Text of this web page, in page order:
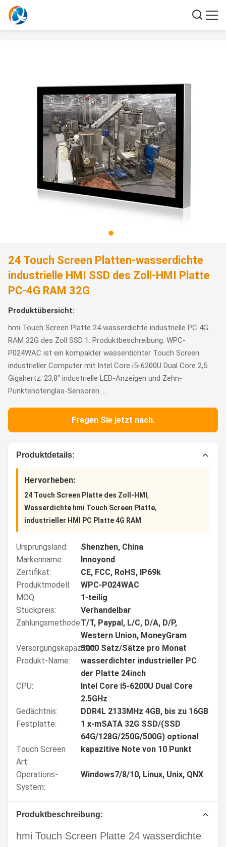
24 Touch Screen Platten-wasserdichte
industrielle HMI SSD des Zoll-HMI Platte
PC-4G RAM 32G
Produktübersicht:
hmi Touch Screen Platte 24 wasserdichte industrielle PC 4G
RAM 32G des Zoll SSD 1. Produktbeschreibung: WPC-
P024WAC ist ein kompakter wasserdichter Touch Screen
industrieller Computer mit Intel Core i5-6200U Dual Core 2,5
Gigahertz; 23,8" industrielle LED-Anzeigen und Zehn-
Punktenotenglas-Sensoren. ...
Fragen Sie jetzt nach.
Produktdetails:
Hervorheben:
24 Touch Screen Platte des Zoll-HMI ,
Wasserdichte hmi Touch Screen Platte,
industrieller HMI PC Platte 4G RAM
Ursprungsland:
Shenzhen, China
Markenname:
Innoyond
Zertifikat:
CE, FCC, RoHS, IP69k
Produktmodell:
WPC-P024WAC
MOQ:
1-teilig
Stückpreis:
Verhandelbar
Zahlungsmethode:T/T, Paypal, L/C, D/A, D/P,
Western Union, MoneyGram
Versorgungskapazität:5000 Satz/Sätze pro Monat
Produkt-Name:
wasserdichter industrieller PC
der Platte 24inch
CPU:
Intel Core i5-6200U Dual Core
2.5GHz
Gedächtnis:
DDR4L 2133MHz 4GB, bis zu 16GB
Festplatte:
1 x-mSATA 32G SSD/(SSD
64G/128G/250G/500G) optional
Touch Screen
Art:
kapazitive Note von 10 Punkt
Operations-
System:
Windows7/8/10, Linux, Unix, QNX
Produktbeschreibung:
hmi Touch Screen Platte 24 wasserdichte